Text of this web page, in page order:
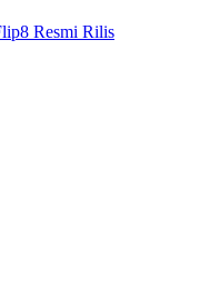
Resmi Rilis